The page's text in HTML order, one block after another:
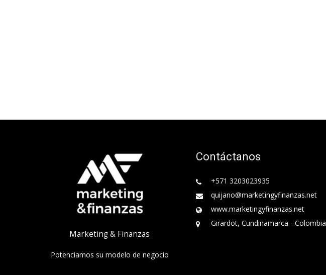
Marketing & Finanzas
Potenciamos su modelo de negocio
Contáctanos
+571 3203023935
quijano@marketingyfinanzas.net
www.marketingyfinanzas.net
Girardot, Cundinamarca - Colombia